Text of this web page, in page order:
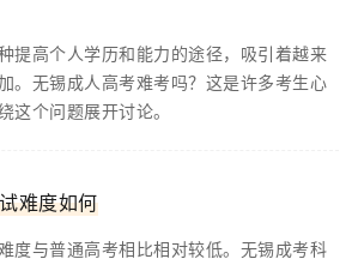
提高个人学历和能力的途径，吸引着越来
。无锡成人高考难考吗？这是许多考生心
这个问题展开讨论。
难度如何
度与普通高考相比相对较低。无锡成考科